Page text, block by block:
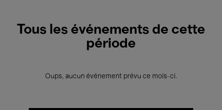
Tous les événements de cette
période
Oups, aucun événement prévu ce mois-ci.